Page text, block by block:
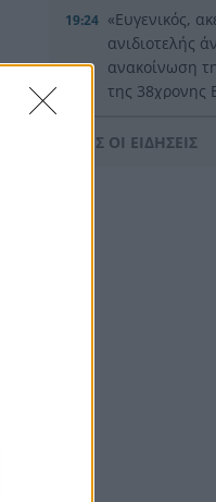
19:24 «Ευγενικός,
ανιδιοτελής
ανακοίνωση
της 38χρονης
ΟΛΕΣ ΟΙ ΕΙΔΗΣΕΙΣ